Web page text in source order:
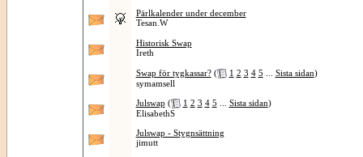
Pärlkalender under december
Tesan.W
Historisk Swap
Ireth
Swap för tygkassar? ( 1 2 3 4 5 Sista sidan)
symamsell
Julswap ( 1 2 3 4 5 Sista sidan)
ElisabethS
Julswap - Stygnsättning
jimutt